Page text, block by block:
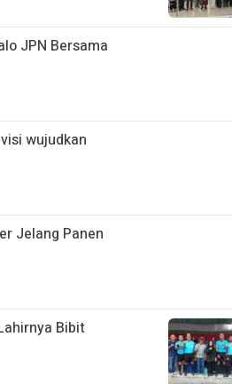
JPN Bersama
wujudkan
Jelang Panen
Bibit